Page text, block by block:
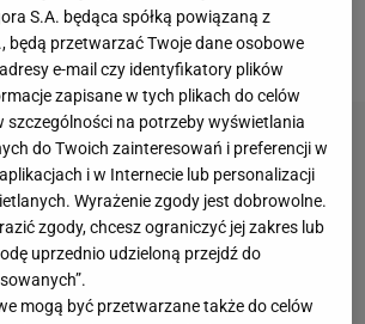
zwyciężyła w niecałe dwie
S.A. będąca spółką powiązaną z
będą przetwarzać Twoje dane osobowe
e-mail czy identyfikatory plików
zapisane w tych plikach do celów
szczególności na potrzeby wyświetlania
do Twoich zainteresowań i preferencji w
i w Internecie lub personalizacji
Wyrażenie zgody jest dobrowolne.
zgody, chcesz ograniczyć jej zakres lub
uprzednio udzieloną przejdź do
mogą być przetwarzane także do celów